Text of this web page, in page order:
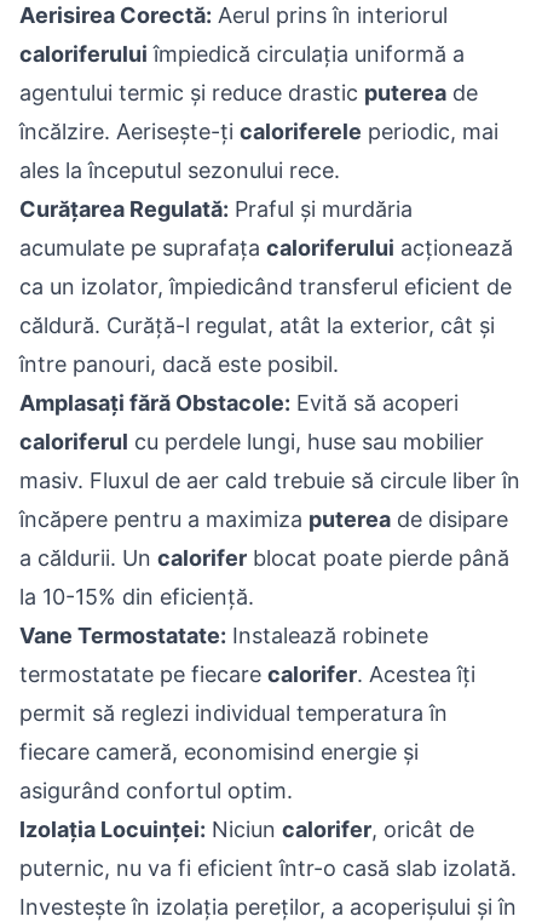
Aerisirea Corectă: Aerul prins în interiorul
caloriferului împiedică circulația uniformă a
agentului termic și reduce drastic puterea de
încălzire. Aerisește-ți caloriferele periodic, mai
ales la începutul sezonului rece.
Curățarea Regulată: Praful și murdăria
acumulate pe suprafața caloriferului acționează
ca un izolator, împiedicând transferul eficient de
căldură. Curăță-l regulat, atât la exterior, cât și
între panouri, dacă este posibil.
Amplasați fără Obstacole: Evită să acoperi
caloriferul cu perdele lungi, huse sau mobilier
masiv. Fluxul de aer cald trebuie să circule liber în
încăpere pentru a maximiza puterea de disipare
a căldurii. Un calorifer blocat poate pierde până
la 10-15% din eficiență.
Vane Termostatate: Instalează robinete
termostatate pe fiecare calorifer. Acestea îți
permit să reglezi individual temperatura în
fiecare cameră, economisind energie și
asigurând confortul optim.
Izolația Locuinței: Niciun calorifer, oricât de
puternic, nu va fi eficient într-o casă slab izolată.
Investește în izolația pereților, a acoperișului și în